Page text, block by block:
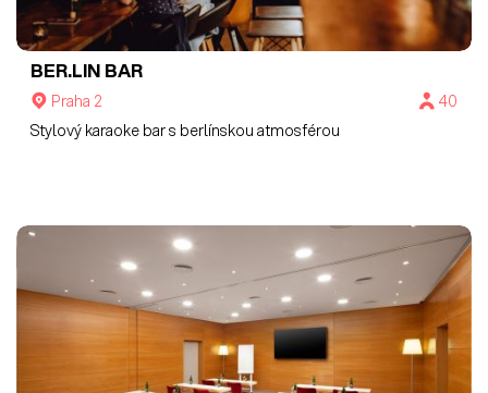
BER.LIN BAR
Praha 2
40
Stylový karaoke bar s berlínskou atmosférou